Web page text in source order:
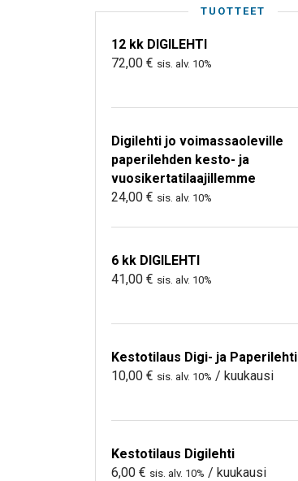
TUOTTEET
12 kk DIGILEHTI
72,00 € sis. alv. 10%
Digilehti jo voimassaoleville
paperilehden kesto- ja
vuosikertatilaajillemme
24,00 € sis. alv. 10%
6 kk DIGILEHTI
41,00 € sis. alv. 10%
Kestotilaus Digi- ja Paperilehti
10,00 € sis. alv. 10% / kuukausi
Kestotilaus Digilehti
6,00 € sis. alv. 10% / kuukausi